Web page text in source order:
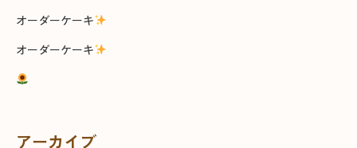
オーダーケーキ
オーダーケーキ
アーカイブ